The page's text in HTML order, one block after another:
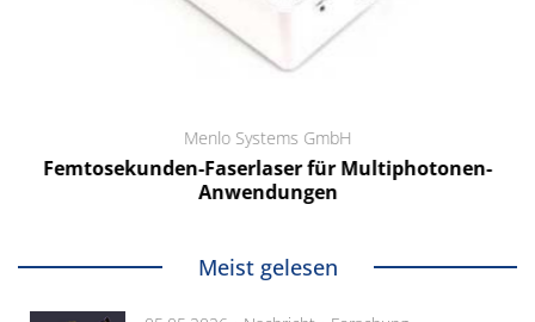
Menlo Systems GmbH
Femtosekunden-Faserlaser für Multiphotonen-
Anwendungen
Meist gelesen